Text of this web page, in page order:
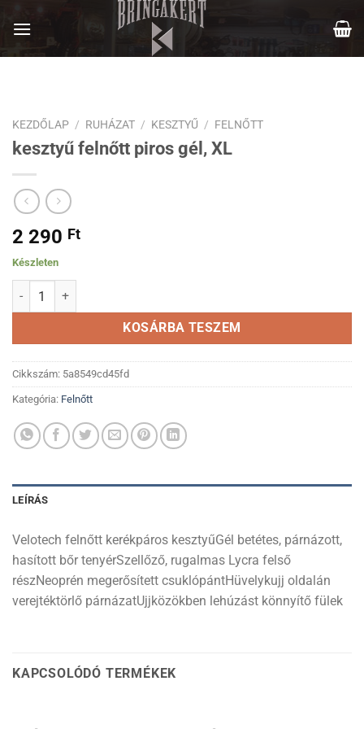
KEZDŐLAP / RUHÁZAT / KESZTYŰ / FELNŐTT
kesztyű felnőtt piros gél, XL
2 290 Ft
Készleten
kesztyű felnőtt piros gél, XL mennyiség
KOSÁRBA TESZEM
Cikkszám: 5a8549cd45fd
Kategória: Felnőtt
LEÍRÁS
Velotech felnőtt kerékpáros kesztyűGél betétes, párnázott,
hasított bőr tenyérSzellőző, rugalmas Lycra felső
részNeoprén megerősített csuklópántHüvelykujj oldalán
verejtéktörlő párnázatUjjközökben lehúzást könnyítő fülek
KAPCSOLÓDÓ TERMÉKEK